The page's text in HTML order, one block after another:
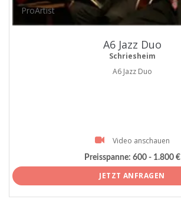
ProArtist
A6 Jazz Duo
Schriesheim
A6 Jazz Duo
Video anschauen
Preisspanne: 600 - 1.800 €
JETZT ANFRAGEN